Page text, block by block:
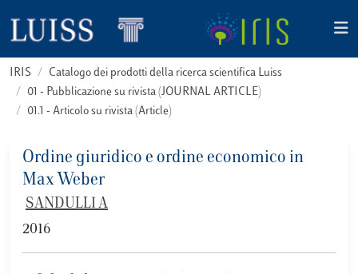
IRIS
Catalogo dei prodotti della ricerca scientifica Luiss
01 - Pubblicazione su rivista (JOURNAL ARTICLE)
01.1 - Articolo su rivista (Article)
Ordine giuridico e ordine economico in
Max Weber
SANDULLI A
2016